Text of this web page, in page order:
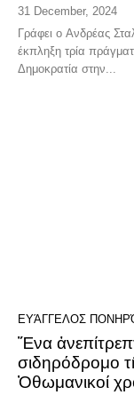
31 December, 2024
Γράφει ο Ανδρέας Σταλίδης. Το 2024 ήταν μία χρονιά
έκπληξη τρία
Δημοκρατία στην...
ΕΥΆΓΓΕΛΟΣ
Ἕνα
σιδηρόδρομο
Ὀθωμανικοί